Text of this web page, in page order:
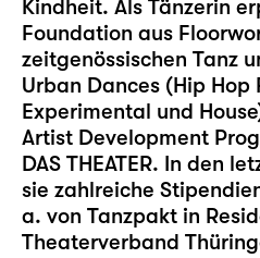
Kindheit. Als Tänzerin
Foundation aus
zeitgenössischen Tanz
Urban Dances (Hip Hop
Experimental und
Artist Development
DAS THEATER. In den
sie zahlreiche
a. von Tanzpakt in
Theaterverband